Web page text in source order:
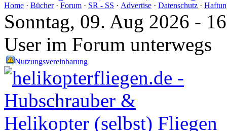
Home · Bücher· Forum · SR - SS · Advertise · Datenschutz ·
Sonntag, 09. Aug 2026 -
User im Forum unterwegs
Nutzungsvereinbarung